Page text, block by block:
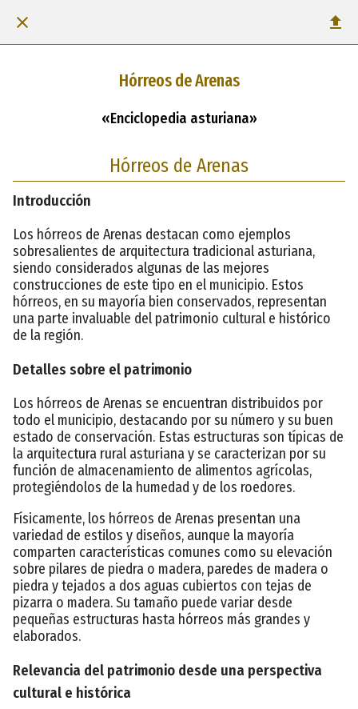
Hórreos de Arenas
«Enciclopedia asturiana»
Hórreos de Arenas
Introducción
Los hórreos de Arenas destacan como ejemplos
sobresalientes de arquitectura tradicional asturiana,
siendo considerados algunas de las mejores
construcciones de este tipo en el municipio. Estos
hórreos, en su mayoría bien conservados, representan
una parte invaluable del patrimonio cultural e histórico
de la región.
Detalles sobre el patrimonio
Los hórreos de Arenas se encuentran distribuidos por
todo el municipio, destacando por su número y su buen
estado de conservación. Estas estructuras son típicas de
la arquitectura rural asturiana y se caracterizan por su
función de almacenamiento de alimentos agrícolas,
protegiéndolos de la humedad y de los roedores.
Físicamente, los hórreos de Arenas presentan una
variedad de estilos y diseños, aunque la mayoría
comparten características comunes como su elevación
sobre pilares de piedra o madera, paredes de madera o
piedra y tejados a dos aguas cubiertos con tejas de
pizarra o madera. Su tamaño puede variar desde
pequeñas estructuras hasta hórreos más grandes y
elaborados.
Relevancia del patrimonio desde una perspectiva
cultural e histórica